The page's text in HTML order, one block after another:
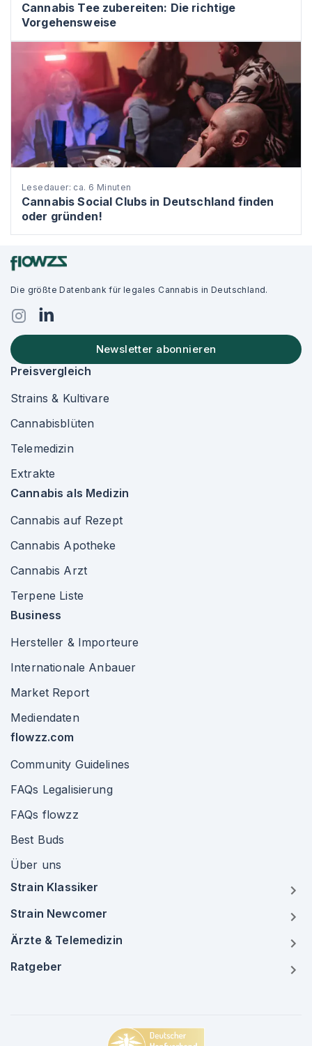
Cannabis Tee zubereiten: Die richtige
Vorgehensweise
Lesedauer: ca. 6 Minuten
Cannabis Social Clubs in Deutschland finden
oder gründen!
Die größte Datenbank für legales Cannabis in Deutschland.
Newsletter abonnieren
Preisvergleich
Strains & Kultivare
Cannabisblüten
Telemedizin
Extrakte
Cannabis als Medizin
Cannabis auf Rezept
Cannabis Apotheke
Cannabis Arzt
Terpene Liste
Business
Hersteller & Importeure
Internationale Anbauer
Market Report
Mediendaten
flowzz.com
Community Guidelines
FAQs Legalisierung
FAQs flowzz
Best Buds
Über uns
Strain Klassiker
Strain Newcomer
Ärzte & Telemedizin
Ratgeber